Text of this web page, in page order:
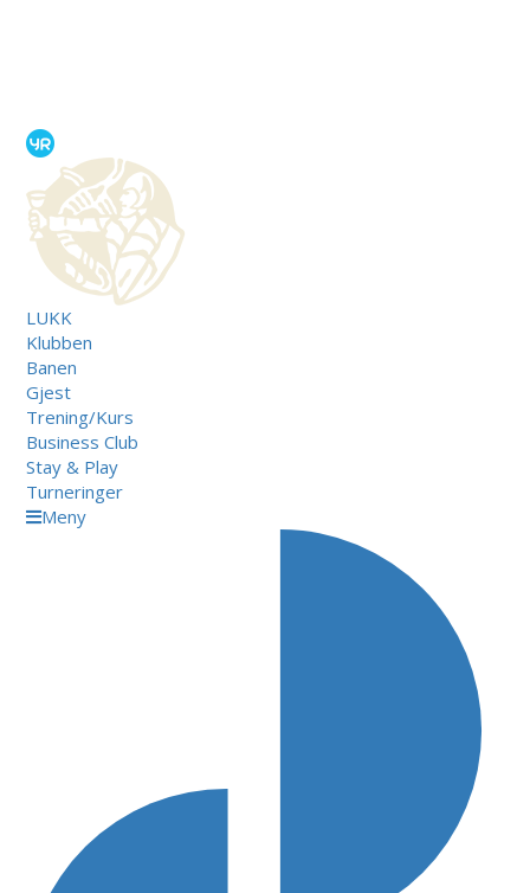
LUKK
Klubben
Banen
Gjest
Trening/Kurs
Business Club
Stay & Play
Turneringer
Meny